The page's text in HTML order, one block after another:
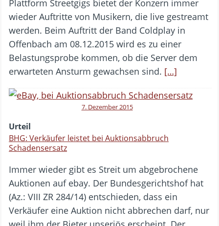
Plattform Streetgigs bietet der Konzern immer
wieder Auftritte von Musikern, die live gestreamt
werden. Beim Auftritt der Band Coldplay in
Offenbach am 08.12.2015 wird es zu einer
Belastungsprobe kommen, ob die Server dem
erwarteten Ansturm gewachsen sind. […]
7. Dezember 2015
Urteil
BHG: Verkäufer leistet bei Auktionsabbruch
Schadensersatz
Immer wieder gibt es Streit um abgebrochene
Auktionen auf ebay. Der Bundesgerichtshof hat
(Az.: VIII ZR 284/14) entschieden, dass ein
Verkäufer eine Auktion nicht abbrechen darf, nur